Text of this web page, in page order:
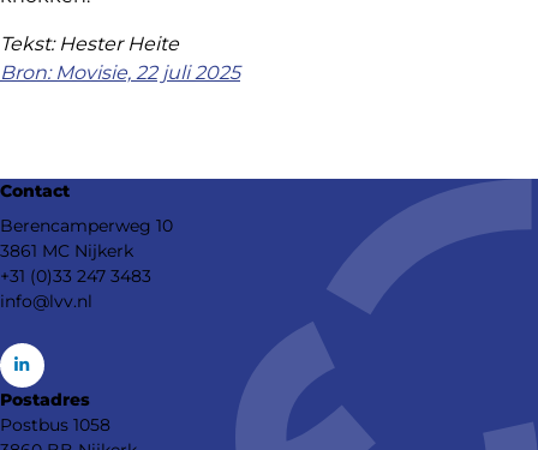
Tekst: Hester Heite
Bron: Movisie, 22 juli 2025
dit
bericht
Contact
Berencamperweg 10
3861 MC Nijkerk
+31 (0)33 247 3483
info@lvv.nl
Go
to
Postadres
Postbus 1058